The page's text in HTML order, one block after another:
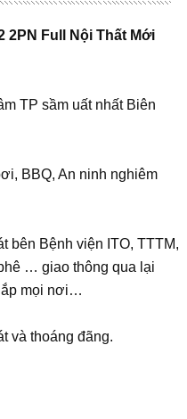
2PN Full Nội Thất Mới
TP sầm uất nhất Biên
BBQ, An ninh nghiêm
bên Bệnh viện ITO, TTTM,
… giao thông qua lại
mọi nơi…
và thoáng đãng.